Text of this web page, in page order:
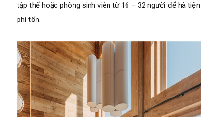
tập thể hoặc phòng sinh viên từ 16 – 32 người để hà tiện
phí tổn.